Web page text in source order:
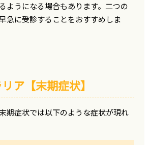
ようになる場合もあります。二つの
急に受診することをおすすめしま
ア【末期症状】
期症状では以下のような症状が現れ